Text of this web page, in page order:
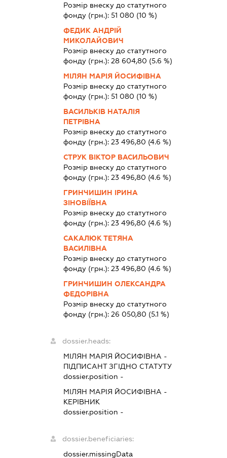
Розмір внеску до статутного
фонду (грн.): 51 080 (10 %)
ФЕДИК АНДРІЙ
МИКОЛАЙОВИЧ
Розмір внеску до статутного
фонду (грн.): 28 604,80 (5.6 %)
МІЛЯН МАРІЯ ЙОСИФІВНА
Розмір внеску до статутного
фонду (грн.): 51 080 (10 %)
ВАСИЛЬКІВ НАТАЛІЯ
ПЕТРІВНА
Розмір внеску до статутного
фонду (грн.): 23 496,80 (4.6 %)
СТРУК ВІКТОР ВАСИЛЬОВИЧ
Розмір внеску до статутного
фонду (грн.): 23 496,80 (4.6 %)
ГРИНЧИШИН ІРИНА
ЗІНОВІЇВНА
Розмір внеску до статутного
фонду (грн.): 23 496,80 (4.6 %)
САКАЛЮК ТЕТЯНА
ВАСИЛІВНА
Розмір внеску до статутного
фонду (грн.): 23 496,80 (4.6 %)
ГРИНЧИШИН ОЛЕКСАНДРА
ФЕДОРІВНА
Розмір внеску до статутного
фонду (грн.): 26 050,80 (5.1 %)
dossier.heads:
МІЛЯН МАРІЯ ЙОСИФІВНА -
ПІДПИСАНТЗГІДНО СТАТУТУ
dossier.position -
МІЛЯН МАРІЯ ЙОСИФІВНА -
КЕРІВНИК
dossier.position -
dossier.beneficiaries:
dossier.missingData